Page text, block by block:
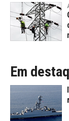
Em